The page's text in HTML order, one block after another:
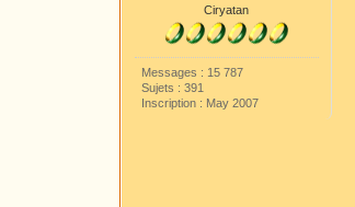
Ciryatan
Messages : 15 787
Sujets : 391
Inscription : May 2007